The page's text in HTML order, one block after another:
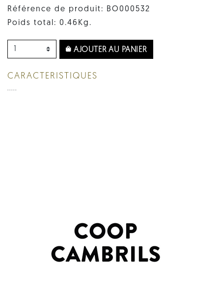
Référence de produit: BO000532
Poids total: 0.46Kg.
AJOUTER AU PANIER
CARACTERISTIQUES
.....